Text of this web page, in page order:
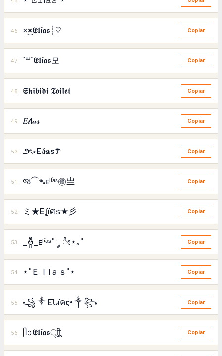
46 ×͜×𝕰𝖑í𝖆𝖘┊♡ Copiar
47 ´꒳`𝕰𝖑í𝖆𝖘모 Copiar
48 𝕾𝖐𝖎𝖇𝖎𝖉𝖎 𝕿𝖔𝖎𝖑𝖊𝖙 Copiar
49 𝐸𝓁í𝒶𝓈 Copiar
50 ౨ৎ⋆E𝓵i𝐚s☂ Copiar
51 જ⁀➴ᴇˡⁱ́ᵃˢ㊝亗 Copiar
52 ミ★Eʆíศຮ★彡 Copiar
53 _ဗီူ_ᴇˡⁱ́ᵃˢ˚ ༘ ೀ⋆｡˚ Copiar
54 ⋆˚Ｅｌíａｓ˚⋆ Copiar
55 ꧁༒EՆíคς•༒꧂ Copiar
56 ᥫᩣ𝕰𝖑í𝖆𝖘ㅤूाीू Copiar